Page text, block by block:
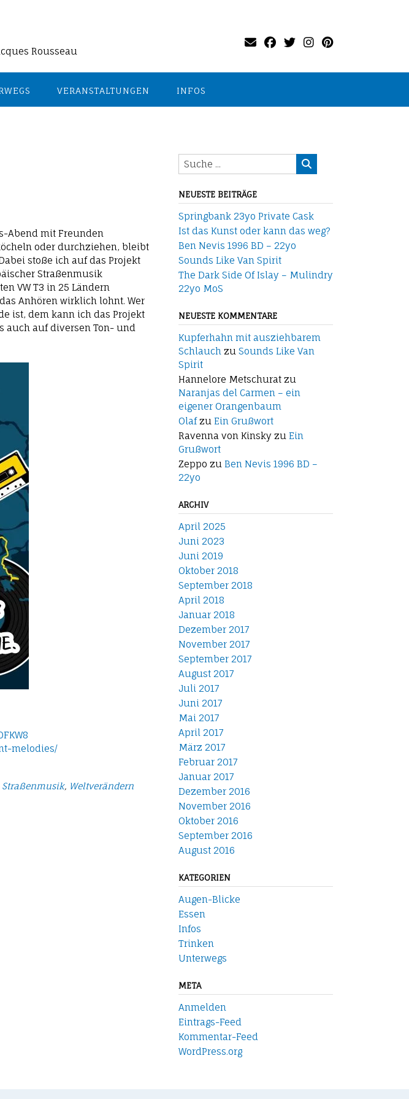
Rousseau
VERANSTALTUNGEN INFOS
Abend mit Freunden
oder durchziehen, bleibt
stoße ich auf das Projekt
Straßenmusik
VW T3 in 25 Ländern
Anhören wirklich lohnt. Wer
ist, dem kann ich das Projekt
auch auf diversen Ton- und
melodies/
Straßenmusik, Weltverändern
NEUESTE BEITRÄGE
Springbank 23yo Private Cask
Ist das Kunst oder kann das weg?
Ben Nevis 1996 BD – 22yo
Sounds Like Van Spirit
The Dark Side Of Islay – Mulindry
22yo MoS
NEUESTE KOMMENTARE
Kupferhahn mit ausziehbarem
Schlauchzu Sounds Like Van
Spirit
Hannelore Metschuratzu
Naranjas del Carmen – ein
eigener Orangenbaum
Olafzu Ein Grußwort
Ravenna von Kinskyzu Ein
Grußwort
Zeppo zu Ben Nevis 1996 BD –
22yo
ARCHIV
April 2025
Juni 2023
Juni 2019
Oktober 2018
September 2018
April 2018
Januar 2018
Dezember 2017
November 2017
September 2017
August 2017
Juli 2017
Juni 2017
Mai 2017
April 2017
März 2017
Februar 2017
Januar 2017
Dezember 2016
November 2016
Oktober 2016
September 2016
August 2016
KATEGORIEN
Augen-Blicke
Essen
Infos
Trinken
Unterwegs
META
Anmelden
Eintrags-Feed
Kommentar-Feed
WordPress.org